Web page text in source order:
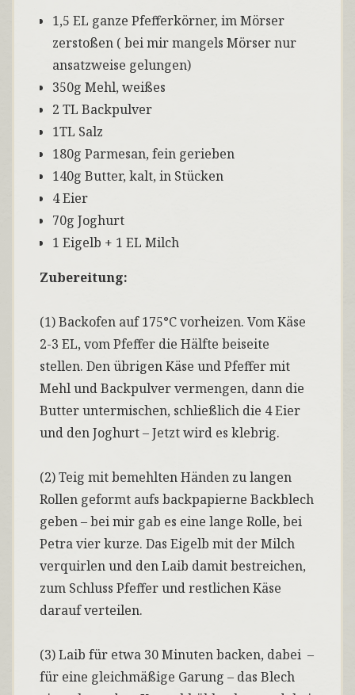
1,5 EL ganze Pfefferkörner, im Mörser
zerstoßen ( bei mir mangels Mörser nur
ansatzweise gelungen)
350g Mehl, weißes
2 TL Backpulver
1TL Salz
180g Parmesan, fein gerieben
140g Butter, kalt, in Stücken
4 Eier
70g Joghurt
1 Eigelb + 1 EL Milch
Zubereitung:
(1) Backofen auf 175°C vorheizen. Vom Käse
2-3 EL, vom Pfeffer die Hälfte beiseite
stellen. Den übrigen Käse und Pfeffer mit
Mehl und Backpulver vermengen, dann die
Butter untermischen, schließlich die 4 Eier
und den Joghurt – Jetzt wird es klebrig.
(2) Teig mit bemehlten Händen zu langen
Rollen geformt aufs backpapierne Backblech
geben – bei mir gab es eine lange Rolle, bei
Petra vier kurze. Das Eigelb mit der Milch
verquirlen und den Laib damit bestreichen,
zum Schluss Pfeffer und restlichen Käse
darauf verteilen.
(3) Laib für etwa 30 Minuten backen, dabei –
für eine gleichmäßige Garung – das Blech